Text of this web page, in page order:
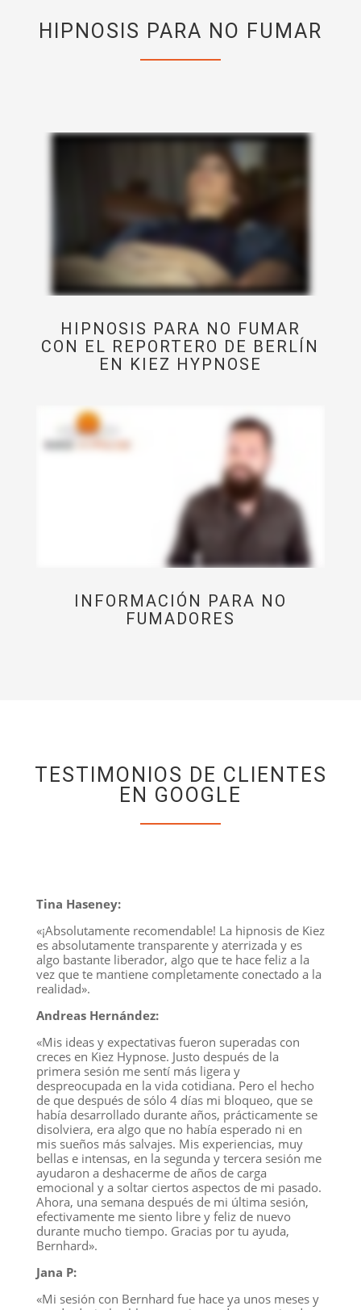
HIPNOSIS PARA NO FUMAR
HIPNOSIS PARA NO FUMAR
CON EL REPORTERO DE BERLÍN
EN KIEZ HYPNOSE
INFORMACIÓN PARA NO
FUMADORES
TESTIMONIOS DE CLIENTES
EN GOOGLE
Tina Haseney:
«¡Absolutamente recomendable! La hipnosis de Kiez
es absolutamente transparente y aterrizada y es
algo bastante liberador, algo que te hace feliz a la
vez que te mantiene completamente conectado a la
realidad».
Andreas Hernández:
«Mis ideas y expectativas fueron superadas con
creces en Kiez Hypnose. Justo después de la
primera sesión me sentí más ligera y
despreocupada en la vida cotidiana. Pero el hecho
de que después de sólo 4 días mi bloqueo, que se
había desarrollado durante años, prácticamente se
disolviera, era algo que no había esperado ni en
mis sueños más salvajes. Mis experiencias, muy
bellas e intensas, en la segunda y tercera sesión me
ayudaron a deshacerme de años de carga
emocional y a soltar ciertos aspectos de mi pasado.
Ahora, una semana después de mi última sesión,
efectivamente me siento libre y feliz de nuevo
durante mucho tiempo. Gracias por tu ayuda,
Bernhard».
Jana P:
«Mi sesión con Bernhard fue hace ya unos meses y